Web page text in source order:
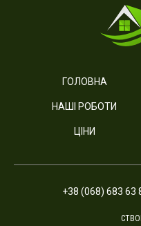
ГОЛОВНА
НАШІ РОБОТИ
ЦІНИ
+38 (068) 683 63